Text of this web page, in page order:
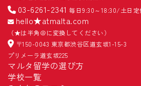
03-6261-2341 毎日9:30～18:30/土日定
hello★atmalta.com
（★は半角＠に変換してください）
〒150-0043 東京都渋谷区道玄坂1-15-3
プリメーラ道玄坂225
マルタ留学の選び方
学校一覧